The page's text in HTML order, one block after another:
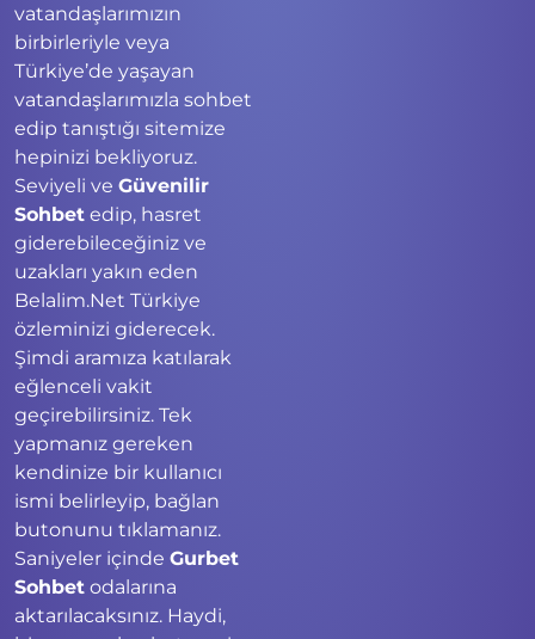
vatandaşlarımızın
birbirleriyle veya
Türkiye’de yaşayan
vatandaşlarımızla sohbet
edip tanıştığı sitemize
hepinizi bekliyoruz.
Seviyeli ve Güvenilir
Sohbet edip, hasret
giderebileceğiniz ve
uzakları yakın eden
Belalim.Net Türkiye
özleminizi giderecek.
Şimdi aramıza katılarak
eğlenceli vakit
geçirebilirsiniz. Tek
yapmanız gereken
kendinize bir kullanıcı
ismi belirleyip, bağlan
butonunu tıklamanız.
Saniyeler içinde Gurbet
Sohbet odalarına
aktarılacaksınız. Haydi,